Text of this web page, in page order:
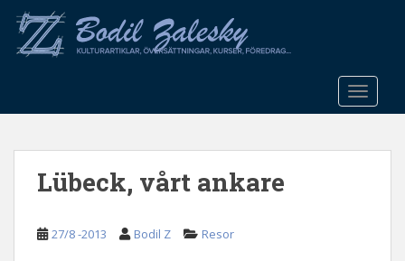
o
Lübeck, vårt ankare
27/8 -2013 Bodil Z Resor